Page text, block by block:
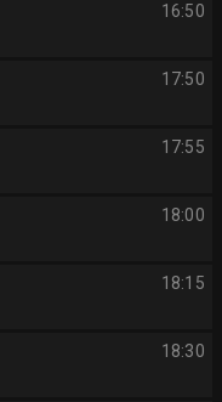
16:50
17:50
17:55
18:00
18:15
18:30